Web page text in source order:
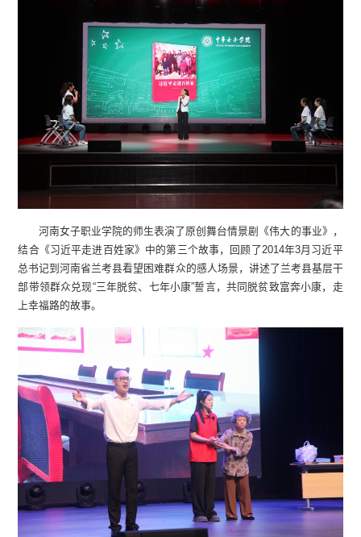
河南女子职业学院的师生表演了原创舞台情景剧《伟大的事业》，
结合《习近平走进百姓家》中的第三个故事，回顾了2014年3月习近平
总书记到河南省兰考县看望困难群众的感人场景，讲述了兰考县基层干
部带领群众兑现“三年脱贫、七年小康”誓言，共同脱贫致富奔小康，走
上幸福路的故事。